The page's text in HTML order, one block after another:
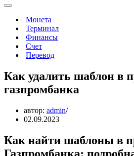
навигации
Меню
навигацииМонета
Терминал
Финансы
Счет
Перевод
Как удалить шаблон в
газпромбанка
автор: admin
02.09.2023
Как найти шаблоны в
Газпромбанка: